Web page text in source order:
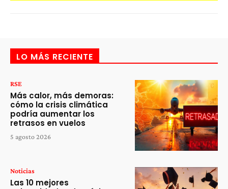
LO MÁS RECIENTE
RSE
Más calor, más demoras:
cómo la crisis climática
podría aumentar los
retrasos en vuelos
5 agosto 2026
Noticias
Las 10 mejores